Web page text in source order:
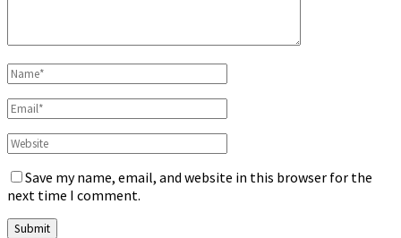
Save my name, email, and website in this browser for the
next time I comment.